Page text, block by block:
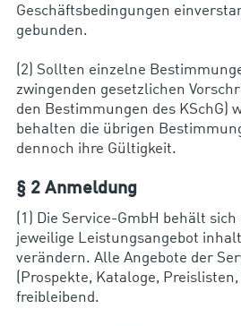
Geschäftsbedingungen
gebunden.
(2) Sollten einzelne
zwingenden gesetzlichen
den Bestimmungen des KSchG)
behalten die übrigen
dennoch ihre Gültigkeit.
§ 2 Anmeldung
(1) Die Service-GmbH behält
jeweilige Leistungsangebot
verändern. Alle Angebote der
(Prospekte, Kataloge,
freibleibend.